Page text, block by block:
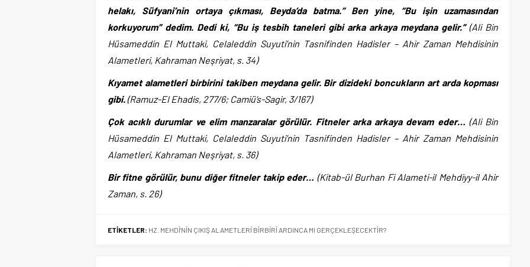
helakı, Süfyani’nin ortaya çıkması, Beyda’da batma.” Ben yine, “Bu işin uzamasından
korkuyorum” dedim. Dedi ki, “Bu iş tesbih taneleri gibi arka arkaya meydana gelir.”(Ali Bin
Hüsameddin El Muttaki, Celaleddin Suyuti’nin Tasnifinden Hadisler – Ahir Zaman Mehdisinin
Alametleri, Kahraman Neşriyat, s. 34)
Kıyamet alametleri birbirini takiben meydana gelir. Bir dizideki boncukların art arda kopması
gibi.(Ramuz-El Ehadis, 277/6; Camiü’s-Sagir, 3/167)
Çok acıklı durumlar ve elim manzaralar görülür. Fitneler arka arkaya devam eder… (Ali Bin
Hüsameddin El Muttaki, Celaleddin Suyuti’nin Tasnifinden Hadisler – Ahir Zaman Mehdisinin
Alametleri, Kahraman Neşriyat, s. 36)
Bir fitne görülür, bunu diğer fitneler takip eder… (Kitab-ül Burhan Fi Alameti-il Mehdiyy-il Ahir
Zaman, s. 26)
ETİKETLER: HZ. MEHDİ'NİN ÇIKIŞ ALAMETLERİ BİRBİRİ ARDINCA MI GERÇEKLEŞECEKTİR?